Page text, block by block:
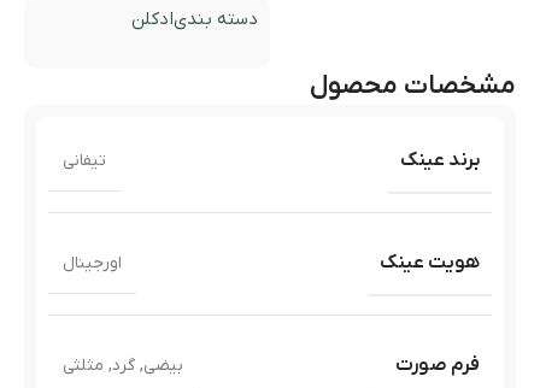
دسته بندیادکلن
مشخصات محصول
برند عینک تیفانی
هویت عینک اورجینال
فرم صورت بیضی, گرد, مثلثی